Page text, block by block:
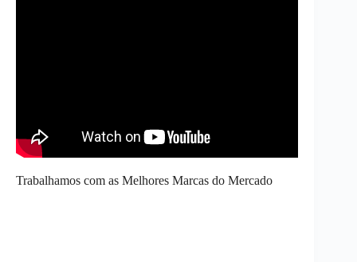
Trabalhamos com as Melhores Marcas do Mercado